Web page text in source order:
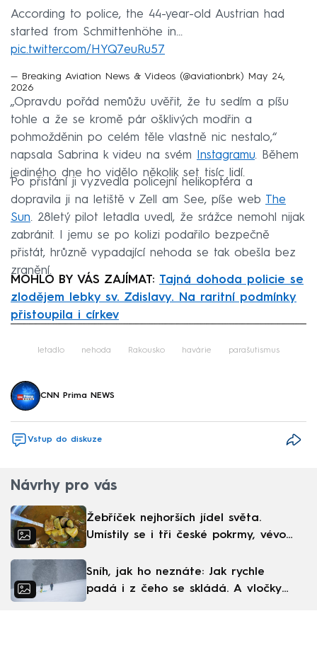
According to police, the 44-year-old Austrian had
started from Schmittenhöhe in…
pic.twitter.com/HYQ7euRu57
— Breaking Aviation News & Videos (@aviationbrk)
May 24,
2026
„Opravdu pořád nemůžu uvěřit, že tu sedím a píšu
tohle a že se kromě pár ošklivých modřin a
pohmožděnin po celém těle vlastně nic nestalo,“
napsala Sabrina k videu na svém
Instagramu. Během
jediného dne ho vidělo několik set tisíc lidí.
Po přistání ji vyzvedla policejní helikoptéra a
dopravila ji na letiště v Zell am See, píše web The
Sun. 28letý pilot letadla uvedl, že srážce nemohl nijak
zabránit. I jemu se po kolizi podařilo bezpečně
přistát, hrůzně vypadající nehoda se tak obešla bez
zranění.
MOHLO BY VÁS ZAJÍMAT: Tajná dohoda policie se
zlodějem lebky sv. Zdislavy. Na raritní podmínky
přistoupila i církev
letadlo nehoda Rakousko havárie parašutismus
CNN Prima NEWS
Vstup do diskuze
Návrhy pro vás
Žebříček nejhorších jídel světa.
Umístily se i tři české pokrmy, vévodí
Sníh, jak ho neznáte: Jak rychle
padá i z čeho se skládá. A vločky